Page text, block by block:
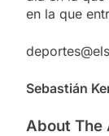
en la que
Sebastián
About The